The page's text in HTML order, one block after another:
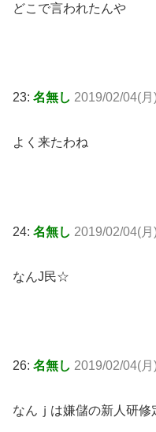
どこで言われたんや
23: 名無し 2019/02/04(
よく来たわね
24: 名無し 2019/02/04(
なんJ民☆
26: 名無し 2019/02/04(
なんｊは嫌儲の新人研修